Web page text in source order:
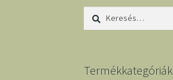
Keresés:
Termékkategóriák